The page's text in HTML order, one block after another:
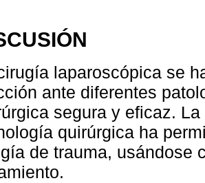
laparoscópica se
ante diferentes
segura y eficaz.
quirúrgica ha
de trauma, usándose